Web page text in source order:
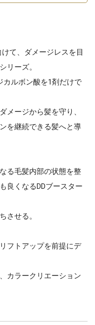
けて、ダメージレスを目
リーズ。
カルボン酸を1剤だけで
メージから髪を守り、
を継続できる髪へと導
る毛髪内部の状態を整
良くなるDDブースター
させる。
フトアップを前提にデ
カラークリエーション